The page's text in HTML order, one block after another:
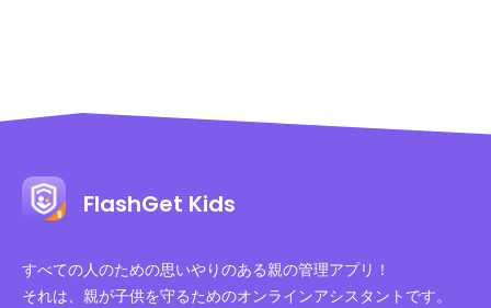
FlashGet Kids
すべての人のための思いやりのある親の管理アプリ！
それは、親が子供を守るためのオンラインアシスタントです。